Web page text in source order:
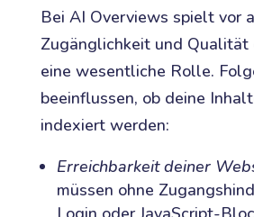
Bei AI Overviews spielt vor
Zugänglichkeit und Qualität
eine wesentliche Rolle.
beeinflussen, ob deine
indexiert werden:
Erreichbarkeit deiner
müssen ohne